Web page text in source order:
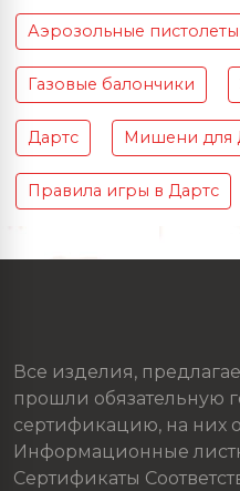
Аэрозольные
Газовые балончики
Дартс Мишени для
Правила игры в Дартс
Все изделия,
прошли обязательную
сертификацию, на них
Информационные
Сертификаты